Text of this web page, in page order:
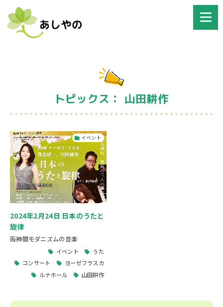
トピックス： 山田耕作
イベント
2024年2月24日 日本のうたと
旋律
阪神間モダニズムの音楽
イベント
うた
コンサート
ヨーゼフラスカ
ルナホール
山田耕作